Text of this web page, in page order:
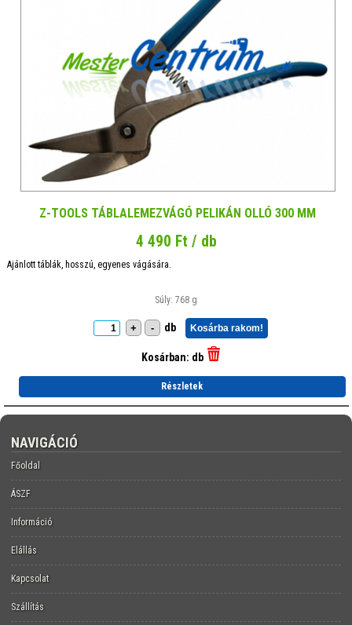
Z-TOOLS TÁBLALEMEZVÁGÓ PELIKÁN OLLÓ 300 MM
4 490 Ft / db
Ajánlott táblák, hosszú, egyenes vágására.
Súly: 768 g
+ - db Kosárba rakom!
Kosárban: db
Részletek
NAVIGÁCIÓ
Főoldal
ÁSZF
Információ
Elállás
Kapcsolat
Szállítás